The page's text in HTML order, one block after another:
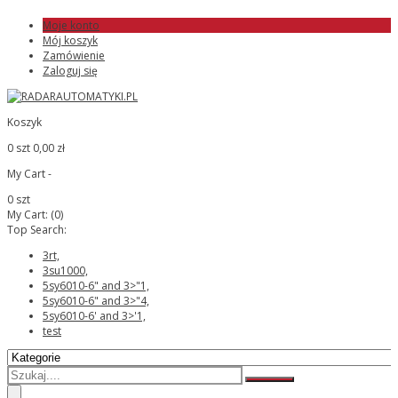
Moje konto
Mój koszyk
Zamówienie
Zaloguj się
Koszyk
0 szt 0,00 zł
My Cart -
0 szt
My Cart: (0)
Top Search:
3rt,
3su1000,
5sy6010-6" and 3>"1,
5sy6010-6" and 3>"4,
5sy6010-6' and 3>'1,
test